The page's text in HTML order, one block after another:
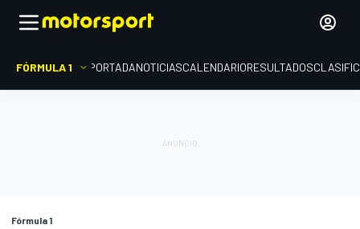
FÓRMULA 1 PORTADANOTICIASCALENDARIORESULTADOS
Fórmula 1